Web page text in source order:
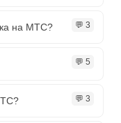
на МТС? 💬 3
💬 5
💬 3